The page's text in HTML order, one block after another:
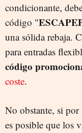
condicionante,
código "
una sólida rebaja.
para entradas
código
coste.
No obstante, si por
es posible que los